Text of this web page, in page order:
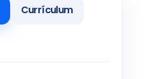
Currículum